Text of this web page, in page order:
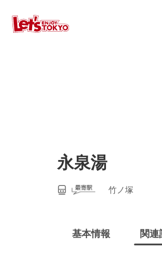
永泉湯
竹ノ塚
基本情報 関連